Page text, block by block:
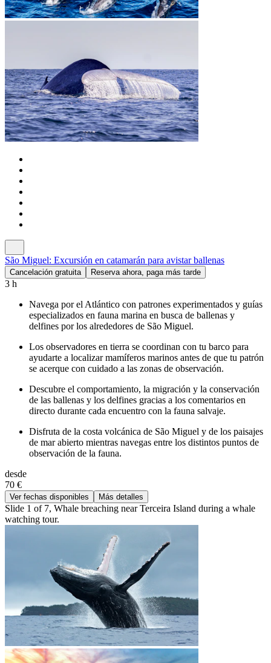
São Miguel: Excursión en catamarán para avistar ballenas
Cancelación gratuita Reserva ahora, paga más tarde
3 h
Navega por el Atlántico con patrones experimentados y guías
especializados en fauna marina en busca de ballenas y
delfines por los alrededores de São Miguel.
Los observadores en tierra se coordinan con tu barco para
ayudarte a localizar mamíferos marinos antes de que tu patrón
se acerque con cuidado a las zonas de observación.
Descubre el comportamiento, la migración y la conservación
de las ballenas y los delfines gracias a los comentarios en
directo durante cada encuentro con la fauna salvaje.
Disfruta de la costa volcánica de São Miguel y de los paisajes
de mar abierto mientras navegas entre los distintos puntos de
observación de la fauna.
desde
70 €
Ver fechas disponibles Más detalles
Slide 1 of 7, Whale breaching near Terceira Island during a whale
watching tour.